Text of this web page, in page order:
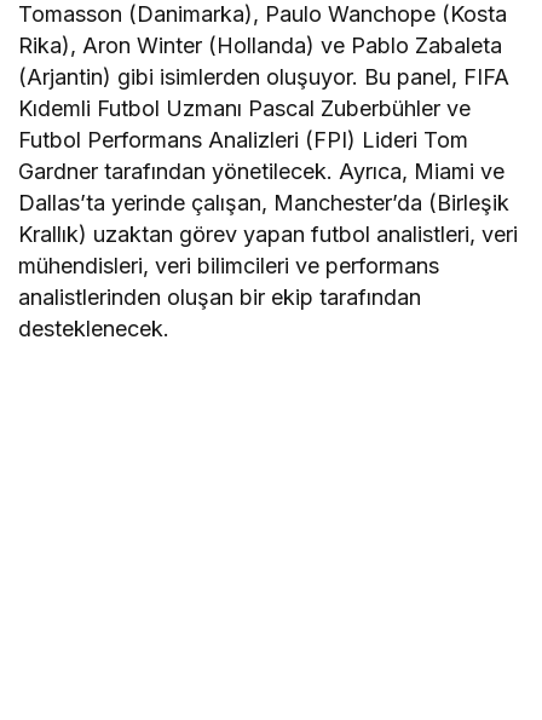
Tomasson (Danimarka), Paulo Wanchope (Kosta
Rika), Aron Winter (Hollanda) ve Pablo Zabaleta
(Arjantin) gibi isimlerden oluşuyor. Bu panel, FIFA
Kıdemli Futbol Uzmanı Pascal Zuberbühler ve
Futbol Performans Analizleri (FPI) Lideri Tom
Gardner tarafından yönetilecek. Ayrıca, Miami ve
Dallas’ta yerinde çalışan, Manchester’da (Birleşik
Krallık) uzaktan görev yapan futbol analistleri, veri
mühendisleri, veri bilimcileri ve performans
analistlerinden oluşan bir ekip tarafından
desteklenecek.